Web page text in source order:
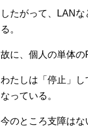
したがって、LAN
る。
故に、個人の単体の
わたしは「停止」
なっている。
今のところ支障はな